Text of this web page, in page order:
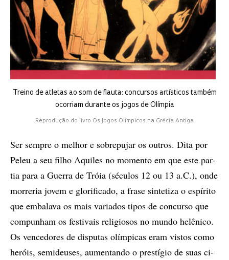
Treino de atletas ao som de flauta: concursos artísticos também
ocorriam durante os jogos de Olímpia
Reprodução do livro Os Jogos Olímpicos na Grécia Antiga
Ser sem­pre o me­lhor e so­bre­pu­jar os ou­tros. Dita por
Pe­leu a seu fi­lho Aqui­les no mo­men­to em que este par­
tia para a Guer­ra de Tróia (sé­cu­los 12 ou 13 a.C.), onde
mor­re­ria jo­vem e glo­ri­fi­ca­do, a fra­se sin­te­ti­za o es­pí­ri­to
que em­ba­la­va os mais va­ri­a­dos ti­pos de con­cur­so que
com­pu­nham os fes­ti­vais re­li­gio­sos no mun­do he­lê­ni­co.
Os ven­ce­do­res de dis­pu­­tas olím­pi­cas eram vis­tos como
he­róis, semideu­ses, au­men­tan­do o pres­tí­gio de suas ci­